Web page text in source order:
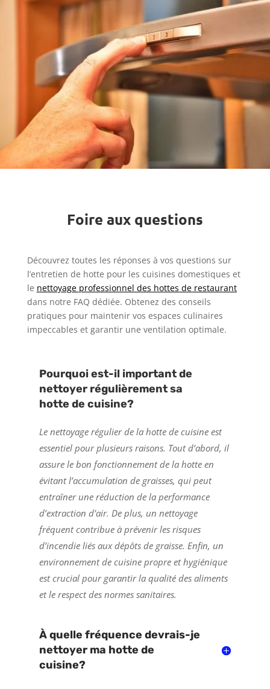
Foire aux questions
Découvrez toutes les réponses à vos questions sur
l’entretien de hotte pour les cuisines domestiques et
le nettoyage professionnel des hottes de restaurant
dans notre FAQ dédiée. Obtenez des conseils
pratiques pour maintenir vos espaces culinaires
impeccables et garantir une ventilation optimale.
Pourquoi est-il important de
nettoyer régulièrement sa
hotte de cuisine?
Le nettoyage régulier de la hotte de cuisine est
essentiel pour plusieurs raisons. Tout d’abord, il
assure le bon fonctionnement de la hotte en
évitant l’accumulation de graisses, qui peut
entraîner une réduction de la performance
d’extraction d’air. De plus, un nettoyage
fréquent contribue à prévenir les risques
d’incendie liés aux dépôts de graisse. Enfin, un
environnement de cuisine propre et hygiénique
est crucial pour garantir la qualité des aliments
et le respect des normes sanitaires.
À quelle fréquence devrais-je
nettoyer ma hotte de
cuisine?